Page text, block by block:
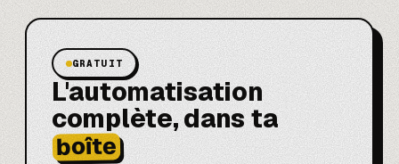
GRATUIT
L'automatisation
complète, dans ta
boîte